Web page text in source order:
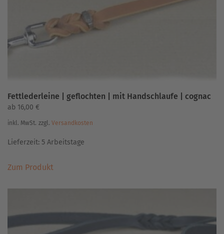
Produktseite
gewählt
Fettlederleine | geflochten | mit Handschlaufe | cognac
ab 16,00 €
inkl. MwSt. zzgl. Versandkosten
Lieferzeit: 5 Arbeitstage
Zum ProduktProdukt
Die